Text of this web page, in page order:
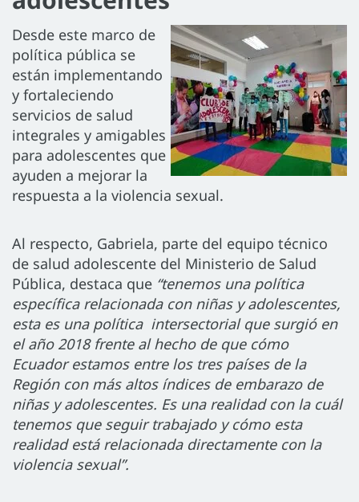
Desde este marco de
política pública se
están implementando
y fortaleciendo
servicios de salud
integrales y amigables
para adolescentes que
ayuden a mejorar la
respuesta a la violencia sexual.
Al respecto, Gabriela, parte del equipo técnico
de salud adolescente del Ministerio de Salud
Pública, destaca que “tenemos una política
específica relacionada con niñas y adolescentes,
esta es una política intersectorial que surgió en
el año 2018 frente al hecho de que cómo
Ecuador estamos entre los tres países de la
Región con más altos índices de embarazo de
niñas y adolescentes. Es una realidad con la cuál
tenemos que seguir trabajado y cómo esta
realidad está relacionada directamente con la
violencia sexual”.